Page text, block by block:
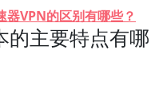
VPN的区别有哪些？
的主要特点有哪